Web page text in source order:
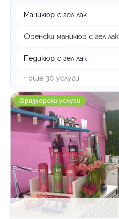
Маникюр с гел лак
Френски маникюр с гел лак
Педикюр с гел лак
+ още 30 услуги
Human Hair Bg
Фризьорски услуги